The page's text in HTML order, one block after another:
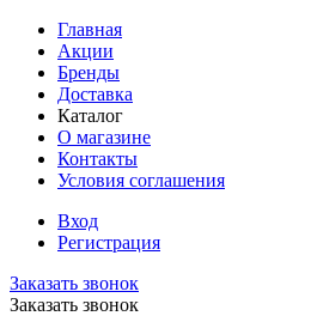
Главная
Акции
Бренды
Доставка
Каталог
О магазине
Контакты
Условия соглашения
Вход
Регистрация
Заказать звонок
Заказать звонок